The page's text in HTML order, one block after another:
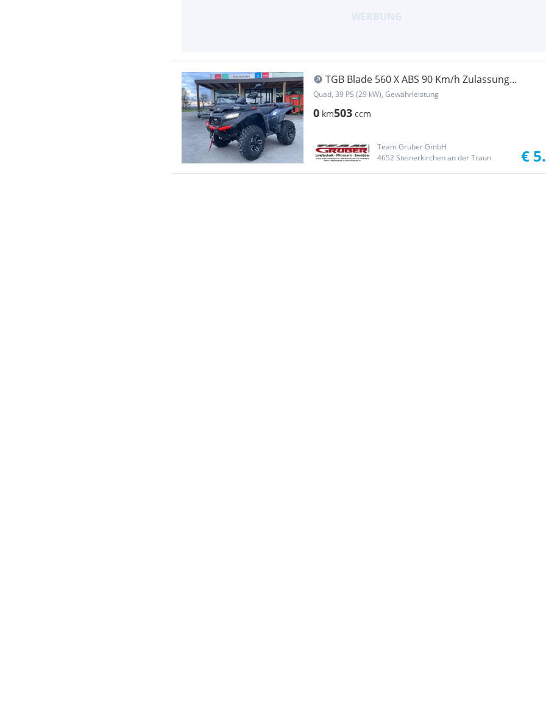
TGB Blade 560 X ABS 90 Km/h Zulassung
(Finanzierung Ohne ...
Quad, 39 PS (29 kW), Gewährleistung
0 km503 ccm
Team Gruber GmbH
4652 Steinerkirchen an der Traun
€